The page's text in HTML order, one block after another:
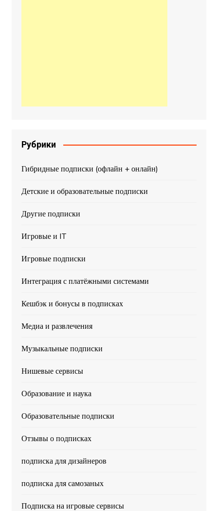
Рубрики
Гибридные подписки (офлайн + онлайн)
Детские и образовательные подписки
Другие подписки
Игровые и IT
Игровые подписки
Интеграция с платёжными системами
Кешбэк и бонусы в подписках
Медиа и развлечения
Музыкальные подписки
Нишевые сервисы
Образование и наука
Образовательные подписки
Отзывы о подписках
подписка для дизайнеров
подписка для самозаных
Подписка на игровые сервисы